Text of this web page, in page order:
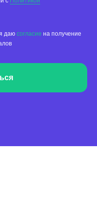
даю согласие на получение